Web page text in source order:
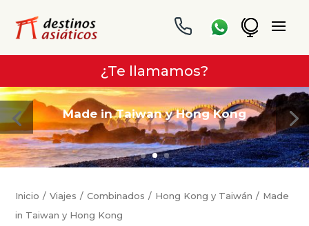
¿Te llamamos?
Made in Taiwan y Hong Kong
Inicio Viajes Combinados Hong Kong y Taiwán
Made
in Taiwan y Hong Kong